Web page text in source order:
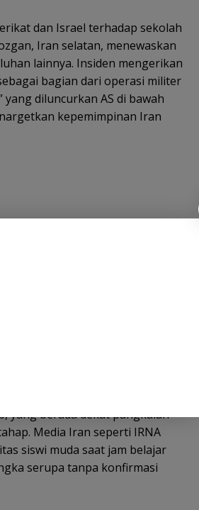
dan Israel terhadap sekolah
Iran selatan, menewaskan
lainnya. Insiden mengerikan
bagian dari operasi militer
yang diluncurkan AS di bawah
kepemimpinan Iran
nuklir dan represi Iran
Israel melancarkan serangan
Trump mengonfirmasi
di Truth Social, dengan target
Iran menuduh adanya
yang berada dekat pangkalan
Media Iran seperti IRNA
siswi muda saat jam belajar
serupa tanpa konfirmasi